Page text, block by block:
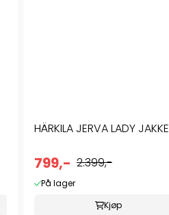
HÄRKILA JERVA LADY JAKKE
799,- 2.399,-
På lager
Kjøp